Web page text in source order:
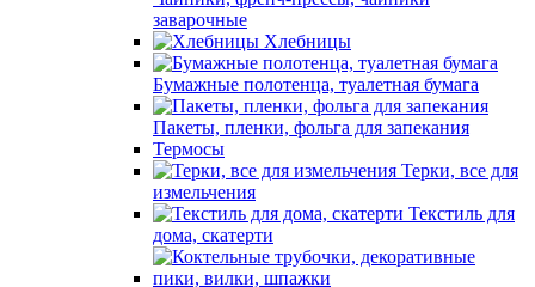
заварочные
Хлебницы
Бумажные полотенца, туалетная бумага
Пакеты, пленки, фольга для запекания
Термосы
Терки, все для
измельчения
Текстиль для
дома, скатерти